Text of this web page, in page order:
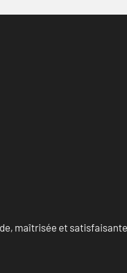
maîtrisée et